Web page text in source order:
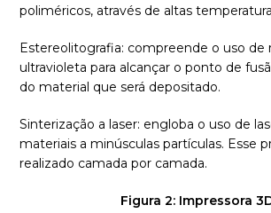
poliméricos, através de altas
Estereolitografia: compreende o uso de
ultravioleta para alcançar o ponto de
do material que será depositado.
Sinterização a laser: engloba o uso de
materiais a minúsculas partículas. Esse
realizado camada por camada.
Figura 2: Impressora